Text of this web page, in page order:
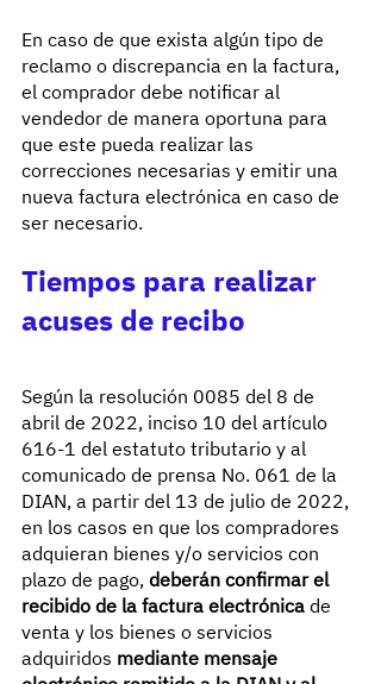
En caso de que exista algún tipo de
reclamo o discrepancia en la factura,
el comprador debe notificar al
vendedor de manera oportuna para
que este pueda realizar las
correcciones necesarias y emitir una
nueva factura electrónica en caso de
ser necesario.
Tiempos para realizar
acuses de recibo
Según la resolución 0085 del 8 de
abril de 2022, inciso 10 del artículo
616-1 del estatuto tributario y al
comunicado de prensa No. 061 de la
DIAN, a partir del 13 de julio de 2022,
en los casos en que los compradores
adquieran bienes y/o servicios con
plazo de pago, deberán confirmar el
recibido de la factura electrónica de
venta y los bienes o servicios
adquiridos mediante mensaje